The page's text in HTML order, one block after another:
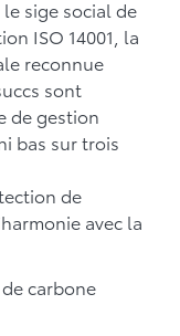
le sige social de
ISO 14001, la
reconnue
sont
de gestion
bas sur trois
de
avec la
carbone